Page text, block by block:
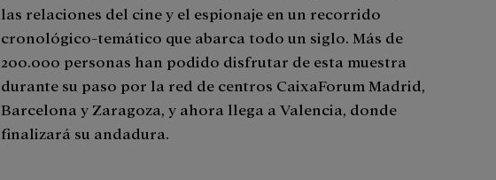
las relaciones del cine y el espionaje en un recorrido
cronológico-temático que abarca todo un siglo. Más de
200.000 personas han podido disfrutar de esta muestra
durante su paso por la red de centros CaixaForum Madrid,
Barcelona y Zaragoza, y ahora llega a Valencia, donde
finalizará su andadura.